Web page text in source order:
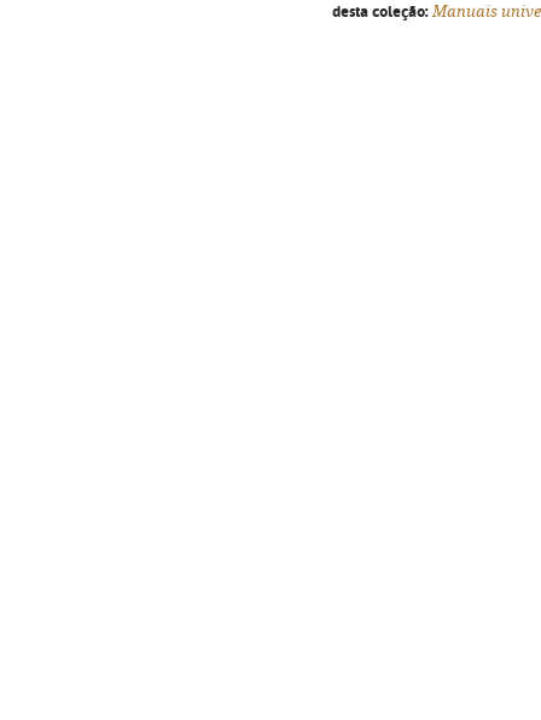
desta coleção: Manuais